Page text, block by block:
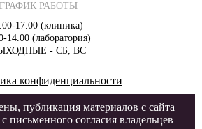
ГРАФИК РАБОТЫ
17.00 (клиника)
14.00 (лаборатория)
- СБ, ВС
конфиденциальности
публикация материалов с сайта
письменного согласия владельцев